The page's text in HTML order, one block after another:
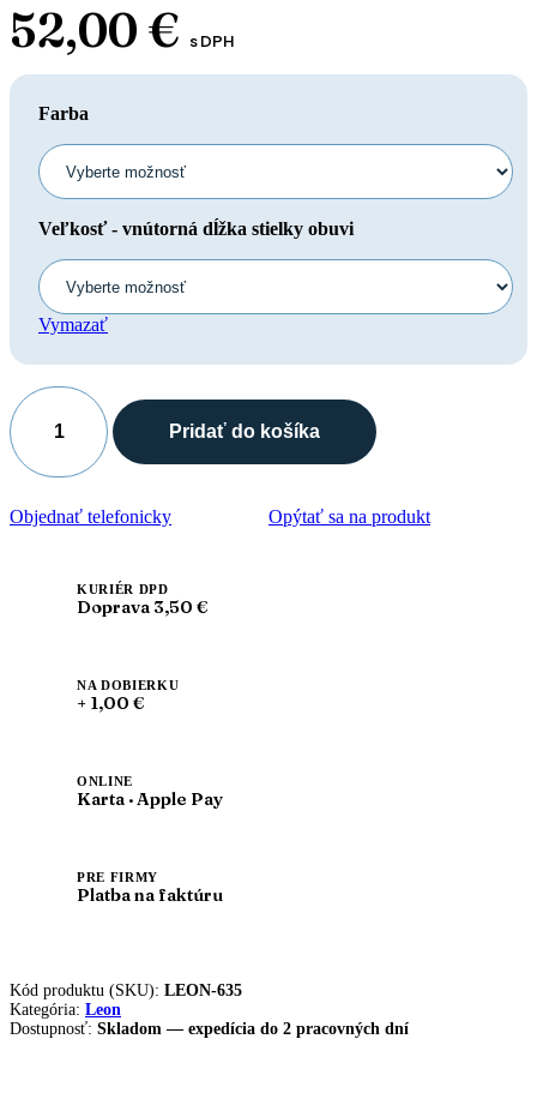
52,00 € s DPH
Farba
Veľkosť - vnútorná dĺžka stielky obuvi
Vymazať
množstvo
Leon
4700
Pánske
celokožené
Pridať do košíka
Objednať telefonicky Opýtať sa na produkt
KURIÉR DPD
Doprava 3,50 €
NA DOBIERKU
+ 1,00 €
ONLINE
Karta · Apple Pay
PRE FIRMY
Platba na faktúru
Kód produktu (SKU): LEON-635
Kategória: Leon
Dostupnosť: Skladom — expedícia do 2 pracovných dní